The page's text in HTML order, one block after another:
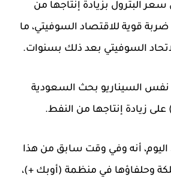
البترول بزيادة إنتاجها من
ضربة قوية للاقتصاد السوفيتي، ما
السوفيتي بعد ذلك بسنوات.
نفس السيناريو بحث السعودية
زيادة إنتاجها من النفط.
أنه وفي وقت سابق من هذا
وحلفاؤها في منظمة (أوبك +)،